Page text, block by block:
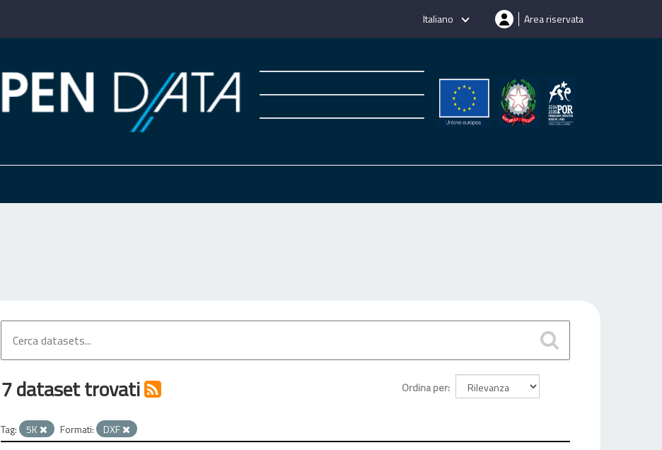
Italiano Area riservata
Ordina per
7 dataset trovati
Tag: 5K Formati: DXF